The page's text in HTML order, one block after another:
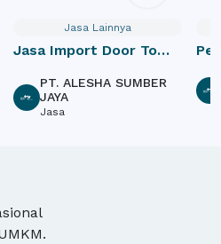
Jasa Lainnya
website
CV. Nusantara Tama
null
Jasa